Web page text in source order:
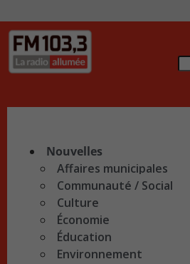
Nouvelles
Affaires municipales
Communauté / Social
Culture
Économie
Éducation
Environnement